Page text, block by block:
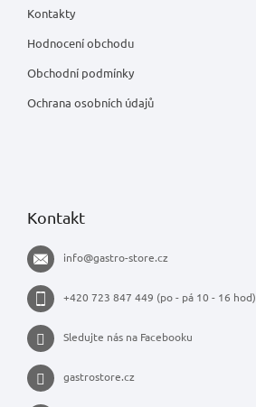
Kontakty
Hodnocení obchodu
Obchodní podmínky
Ochrana osobních údajů
Kontakt
info@gastro-store.cz
+420 723 847 449 (po - pá 10 - 16 hod)
Sledujte nás na Facebooku
gastrostore.cz